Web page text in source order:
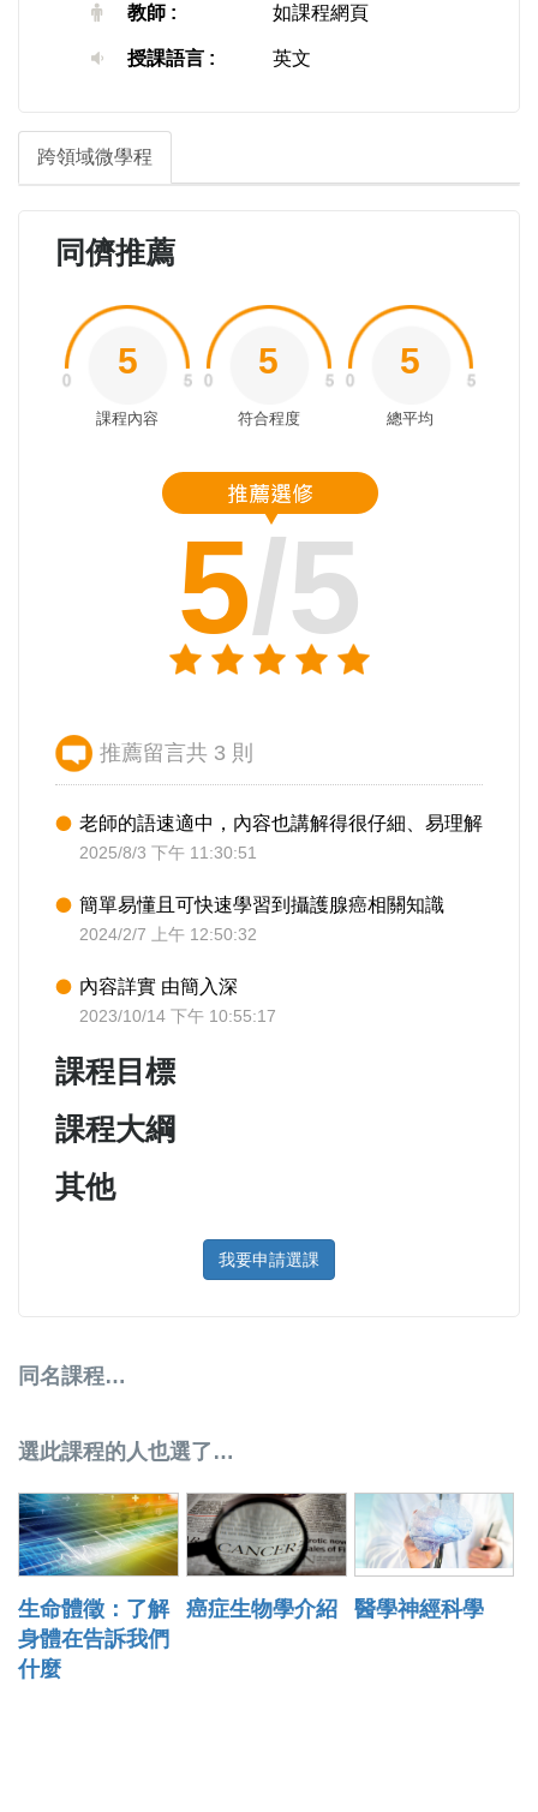
教師 : 如課程網頁
授課語言 : 英文
跨領域微學程
同儕推薦
5
課程內容
5
符合程度
5
總平均
5/5
推薦留言共 3 則
老師的語速適中，內容也講解得很仔細、易理解
2025/8/3 下午 11:30:51
簡單易懂且可快速學習到攝護腺癌相關知識
2024/2/7 上午 12:50:32
內容詳實 由簡入深
2023/10/14 下午 10:55:17
課程目標
課程大綱
其他
我要申請選課
同名課程…
選此課程的人也選了…
生命體徵：了解
身體在告訴我們
什麼
癌症生物學介紹 醫學神經科學